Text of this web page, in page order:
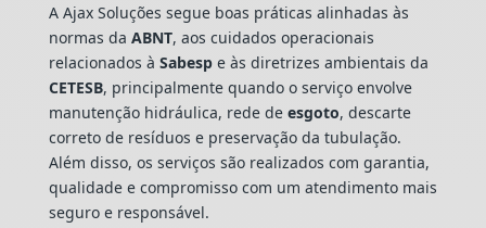
A Ajax Soluções segue boas práticas alinhadas às
normas da ABNT, aos cuidados operacionais
relacionados à Sabespe às diretrizes ambientais da
CETESB, principalmente quando o serviço envolve
manutenção hidráulica, rede de esgoto, descarte
correto de resíduos e preservação da tubulação.
Além disso, os serviços são realizados com garantia,
qualidade e compromisso com um atendimento mais
seguro e responsável.